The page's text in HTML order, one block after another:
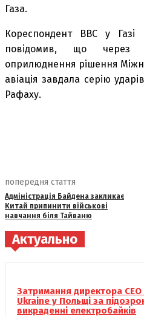
Газа.
Кореспондент BBC у
повідомив, що через
оприлюднення рішення
авіація завдала серію
Рафаху.
попередня стаття
Адміністрація Байдена закликає
Китай припинити військові
навчання біля Тайваню
Актуально
Затримання директора CEO
Ukraine у Польщі за
викраденні електробайків